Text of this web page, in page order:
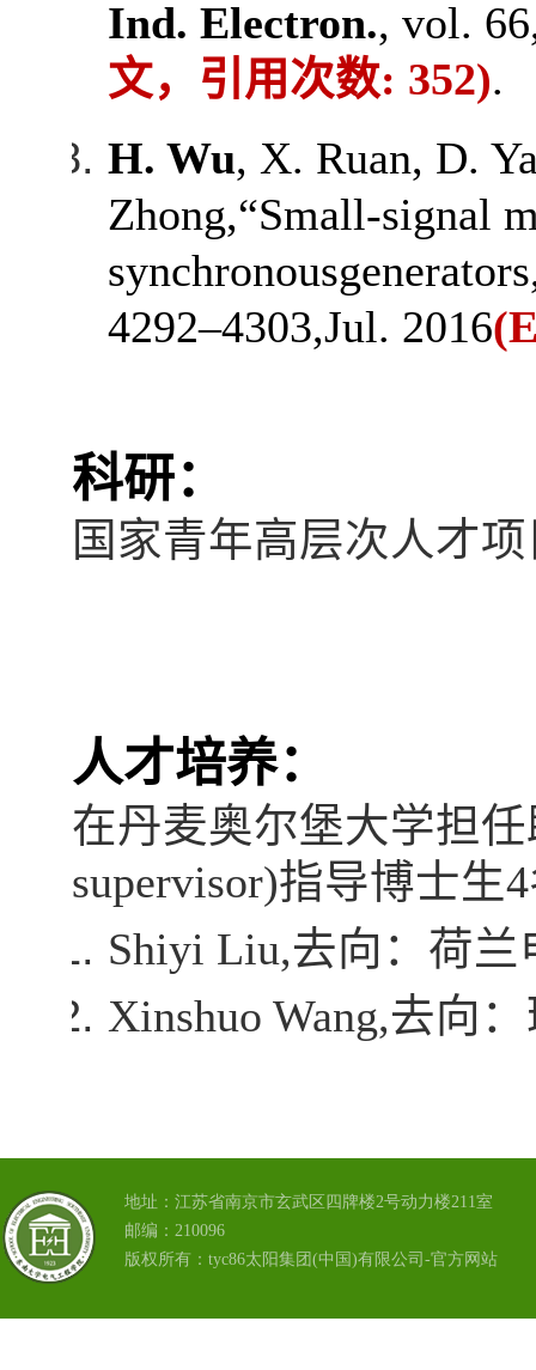
Ind. Electron., vol.
文，引用次数: 352).
H. Wu, X. Ruan, D.
Zhong,“Small-signal
synchronous
4292–4303,Jul. 2016
科研：
国家青年高层次人才
人才培养：
在丹麦奥尔堡大学担
supervisor)指导博士生4
Shiyi Liu,去向：荷兰
Xinshuo Wang,去向
地址：江苏省南京市玄武区四牌楼2号动力楼211室
邮编：210096
版权所有：tyc86太阳集团(中国)有限公司-官方网站